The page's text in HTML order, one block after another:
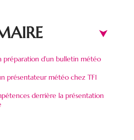
préparation d’un bulletin météo
présentateur météo chez TF1
derrière la présentation